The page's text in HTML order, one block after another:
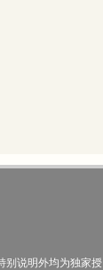
别说明外均为独家授